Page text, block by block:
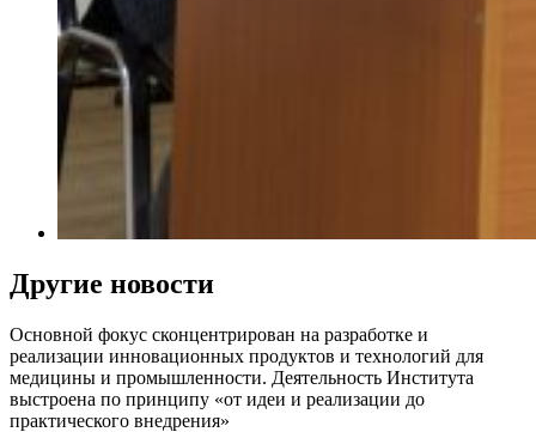
Другие новости
Основной фокус сконцентрирован на разработке и
реализации инновационных продуктов и технологий для
медицины и промышленности. Деятельность Института
выстроена по принципу «от идеи и реализации до
практического внедрения»